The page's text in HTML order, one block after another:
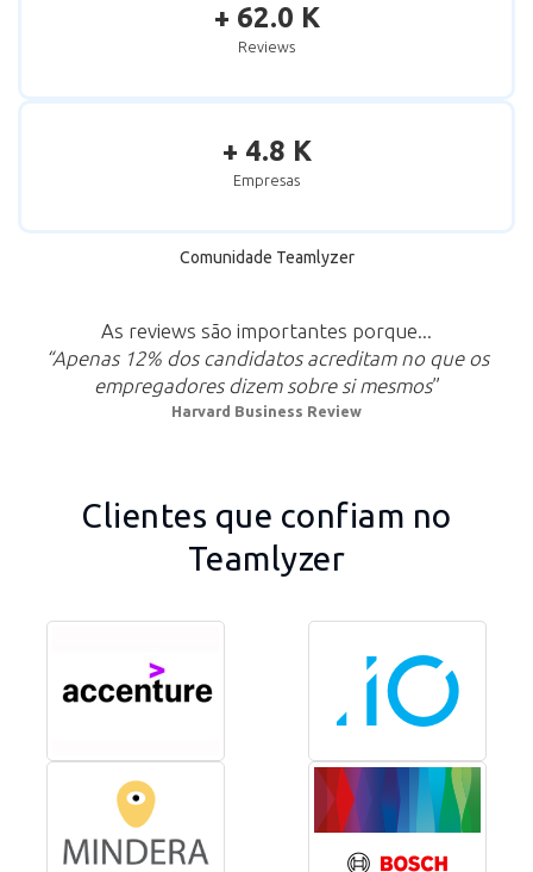
+ 62.0 K
Reviews
+ 4.8 K
Empresas
Comunidade Teamlyzer
As reviews são importantes porque...
“Apenas 12% dos candidatos acreditam no que os
empregadores dizem sobre si mesmos”
Harvard Business Review
Clientes que confiam no
Teamlyzer